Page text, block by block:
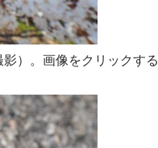
）。画像をクリックする